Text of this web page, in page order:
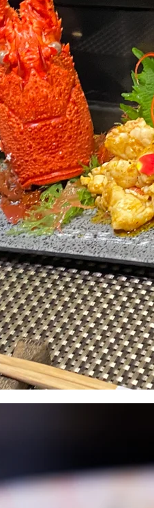
律及蒸蛋、吸物、甜品或咖